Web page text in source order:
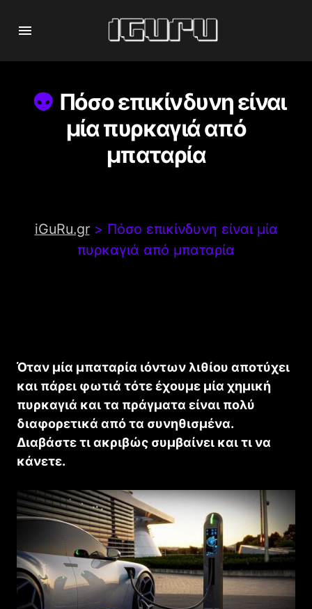
Πόσο επικίνδυνη είναι
μία πυρκαγιά από
μπαταρία
iGuRu.gr> Πόσο επικίνδυνη είναι μία
πυρκαγιά από μπαταρία
Όταν μία μπαταρία ιόντων λιθίου αποτύχει
και πάρει φωτιά τότε έχουμε μία χημική
πυρκαγιά και τα πράγματα είναι πολύ
διαφορετικά από τα συνηθισμένα.
Διαβάστε τι ακριβώς συμβαίνει και τι να
κάνετε.